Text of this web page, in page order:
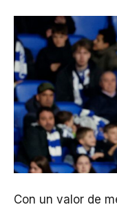
Con un valor de